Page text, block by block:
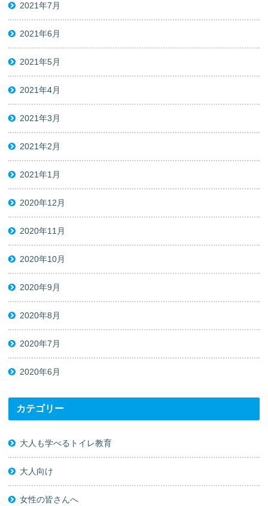
2021年7月
2021年6月
2021年5月
2021年4月
2021年3月
2021年2月
2021年1月
2020年12月
2020年11月
2020年10月
2020年9月
2020年8月
2020年7月
2020年6月
カテゴリー
大人も学べるトイレ教育
大人向け
女性の皆さんへ